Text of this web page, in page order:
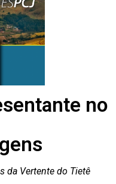
no
da Vertente do Tietê